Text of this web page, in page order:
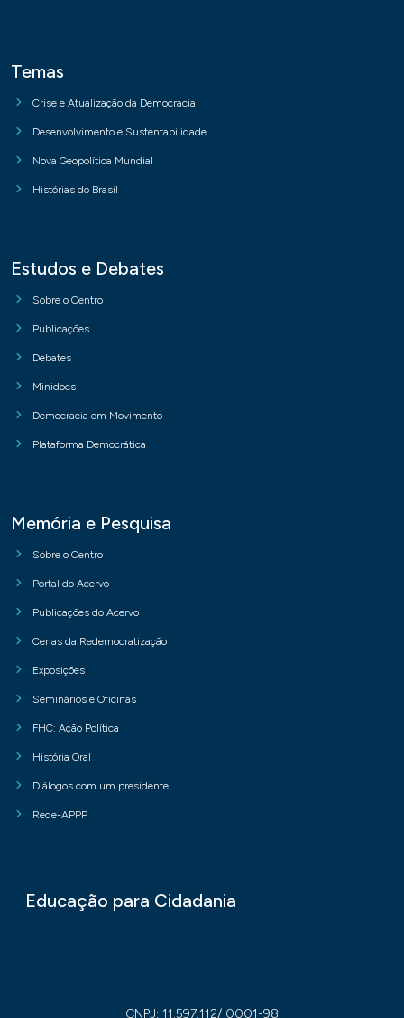
Temas
Crise e Atualização da Democracia
Desenvolvimento e Sustentabilidade
Nova Geopolítica Mundial
Histórias do Brasil
Estudos e Debates
Sobre o Centro
Publicações
Debates
Minidocs
Democracia em Movimento
Plataforma Democrática
Memória e Pesquisa
Sobre o Centro
Portal do Acervo
Publicações do Acervo
Cenas da Redemocratização
Exposições
Seminários e Oficinas
FHC: Ação Política
História Oral
Diálogos com um presidente
Rede-APPP
Educação para Cidadania
CNPJ: 11.597.112/ 0001-98